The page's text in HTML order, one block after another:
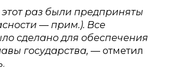
раз были предприняты
— прим.). Все
сделано для обеспечения
государства,— отметил